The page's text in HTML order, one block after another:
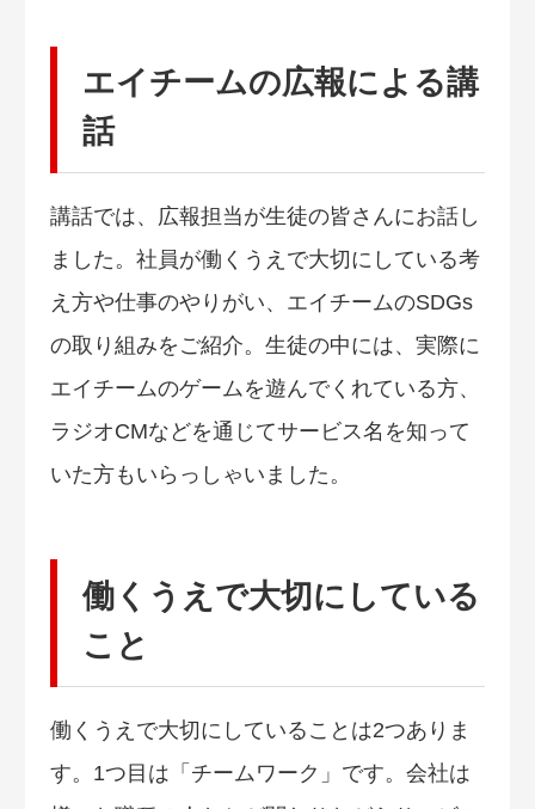
エイチームの広報による講
話
講話では、広報担当が生徒の皆さんにお話し
ました。社員が働くうえで大切にしている考
え方や仕事のやりがい、エイチームのSDGs
の取り組みをご紹介。生徒の中には、実際に
エイチームのゲームを遊んでくれている方、
ラジオCMなどを通じてサービス名を知って
いた方もいらっしゃいました。
働くうえで大切にしている
こと
働くうえで大切にしていることは2つありま
す。1つ目は「チームワーク」です。会社は